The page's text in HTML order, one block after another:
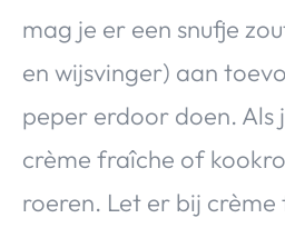
mag je er een snufje
en wijsvinger) aan
peper erdoor doen. Als
crème fraîche of
roeren. Let er bij